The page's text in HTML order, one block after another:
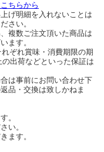
ちらから
げ明細を入れないことは
さい。
複数ご注文頂いた商品は
ます。
ぞれ賞味・消費期限の期
出荷などといった保証は
は事前にお問い合わせ下
品・交換は致しかねま
。
い。
ます。